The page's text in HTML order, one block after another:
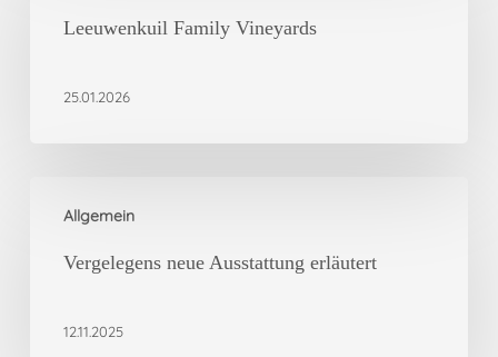
Vineyards
Leeuwenkuil Family Vineyards
25.01.2026
Allgemein
neue
Ausstattung
Vergelegens neue Ausstattung erläutert
12.11.2025